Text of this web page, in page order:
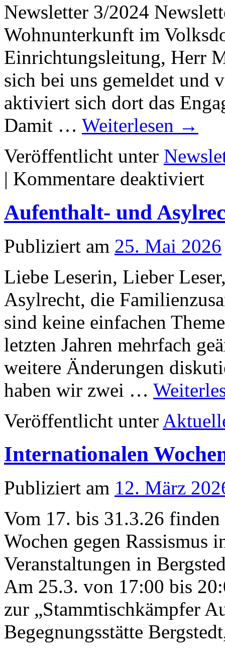
Newsletter 3/2024
Wohnunterkunft im
Einrichtungsleitung, Herr
sich bei uns gemeldet und
aktiviert sich dort das
Damit … Weiterlesen →
Veröffentlicht unter
| Kommentare deaktiviert
Aufenthalt- und
Publiziert am 25. Mai 2026
Liebe Leserin, Lieber
Asylrecht, die
sind keine einfachen
letzten Jahren mehrfach
weitere Änderungen
haben wir zwei …
Veröffentlicht unter
Internationalen
Publiziert am 12. März
Vom 17. bis 31.3.26
Wochen gegen Rassismus
Veranstaltungen in
Am 25.3. von 17:00 bis
zur „Stammtischkämpfer
Begegnungsstätte